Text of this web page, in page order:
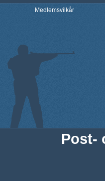
Medlemsvilkår
Post-